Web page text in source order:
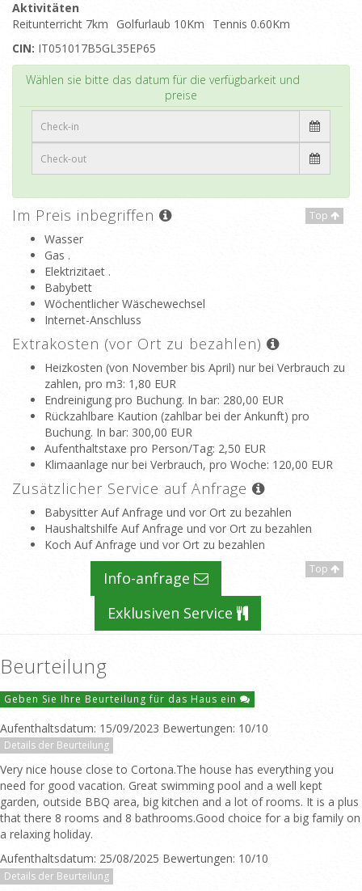
Aktivitäten
Reitunterricht 7km
Golfurlaub 10Km
Tennis 0.60Km
CIN: IT051017B5GL35EP65
Wählen sie bitte das datum für die verfügbarkeit und
preise
Top
Im Preis inbegriffen
Wasser
Gas .
Elektrizitaet .
Babybett
Wöchentlicher Wäschewechsel
Internet-Anschluss
Extrakosten (vor Ort zu bezahlen)
Heizkosten (von November bis April) nur bei Verbrauch zu
zahlen, pro m3: 1,80 EUR
Endreinigung pro Buchung. In bar: 280,00 EUR
Rückzahlbare Kaution (zahlbar bei der Ankunft) pro
Buchung. In bar: 300,00 EUR
Aufenthaltstaxe pro Person/Tag: 2,50 EUR
Klimaanlage nur bei Verbrauch, pro Woche: 120,00 EUR
Zusätzlicher Service auf Anfrage
Babysitter Auf Anfrage und vor Ort zu bezahlen
Haushaltshilfe Auf Anfrage und vor Ort zu bezahlen
Koch Auf Anfrage und vor Ort zu bezahlen
Top
Info-anfrage
Exklusiven Service
Beurteilung
Geben Sie Ihre Beurteilung für das Haus ein
Aufenthaltsdatum: 15/09/2023 Bewertungen: 10/10
Details der Beurteilung
Very nice house close to Cortona.The house has everything you
need for good vacation. Great swimming pool and a well kept
garden, outside BBQ area, big kitchen and a lot of rooms. It is a plus
that there 8 rooms and 8 bathrooms.Good choice for a big family on
a relaxing holiday.
Aufenthaltsdatum: 25/08/2025 Bewertungen: 10/10
Details der Beurteilung